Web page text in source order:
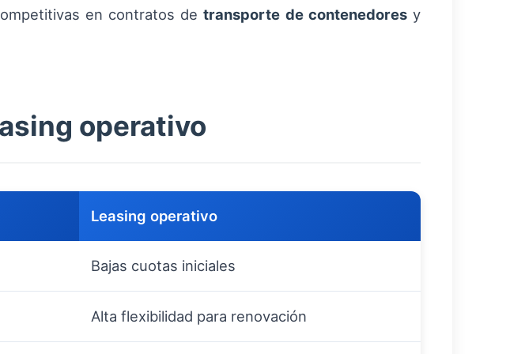
en contratos detransporte de contenedoresy
operativo
Leasing operativo
Bajas cuotas iniciales
Alta flexibilidad para renovación